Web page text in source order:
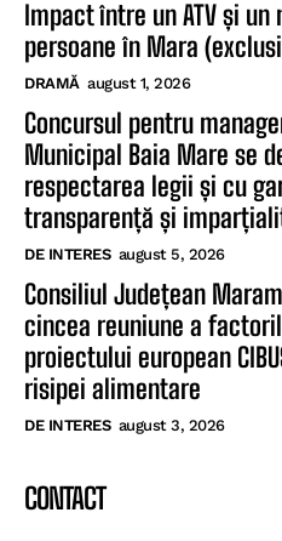
Impact între un ATV și
persoane în Mara
DRAMĂ august 1, 2026
Concursul pentru
Municipal Baia Mare se
respectarea legii și cu
transparență și
DE INTERES august 5, 2026
Consiliul Județean
cincea reuniune a
proiectului european
risipei alimentare
DE INTERES august 3, 2026
CONTACT